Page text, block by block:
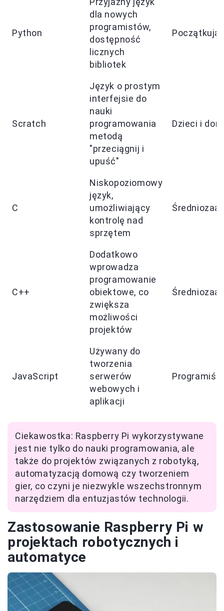
Python
dla nowych
programistów,
dostępność
licznych
bibliotek
Scratch
Język o prostym
interfejsie do
nauki
programowania
metodą
"przeciągnij i
upuść"
Dzieci i
C
Niskopoziomowy
język,
umożliwiający
kontrolę nad
sprzętem
C++
Dodatkowo
wprowadza
programowanie
obiektowe, co
zwiększa
możliwości
projektów
JavaScript
Używany do
tworzenia
serwerów
webowych i
aplikacji
Ciekawostka: Raspberry Pi wykorzystywane
jest nie tylko do nauki programowania, ale
także do projektów związanych z robotyką,
automatyzacją domową czy tworzeniem
gier, co czyni je niezwykle wszechstronnym
narzędziem dla entuzjastów technologii.
Zastosowanie Raspberry Pi w
projektach robotycznych i
automatyce